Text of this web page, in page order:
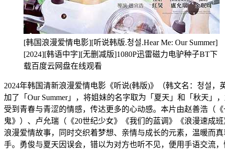
[韩国浪漫爱情电影][听说韩版.청설.Hear Me: Our Summer]
[2024][韩语中字][无删减版]1080P迅雷磁力电驴种子BT下
载百度云网盘在线观看
2024年韩国清新浪漫爱情电影《听说(韩版)》（韩文名：청설
加了「Our Summer」，将姐妹的名字取为「夏天」和「秋天
受到青春与青涩的情感，传达更多的心动感。本片由赵善浩（
鬼》）、卢允瑞（《20世纪少女》《我们的蓝调》《浪漫速成
浪漫爱情故事，同时交织着梦想、亲情与成长的元素，温暖而
手。勇俊与夏天因误会，错以为对方也听不见，便用手语交流